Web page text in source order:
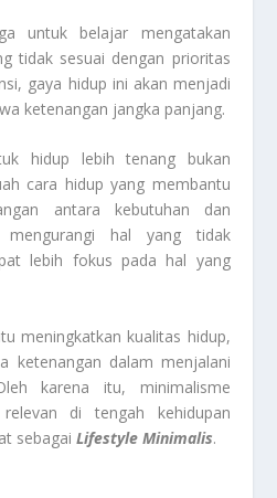
untuk belajar mengatakan
tidak sesuai dengan prioritas
gaya hidup ini akan menjadi
ketenangan jangka panjang.
hidup lebih tenang bukan
cara hidup yang membantu
antara kebutuhan dan
mengurangi hal yang tidak
lebih fokus pada hal yang
meningkatkan kualitas hidup,
ketenangan dalam menjalani
karena itu, minimalisme
di tengah kehidupan
sebagaiLifestyle Minimalis.